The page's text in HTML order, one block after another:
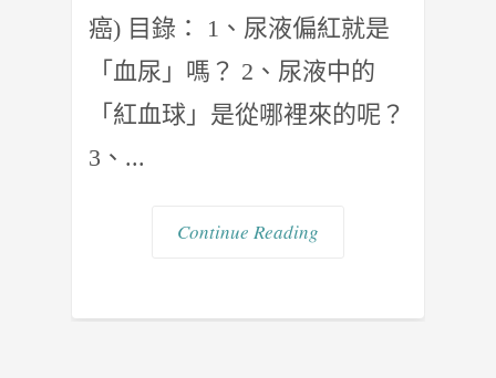
癌) 目錄： 1、尿液偏紅就是
「血尿」嗎？ 2、尿液中的
「紅血球」是從哪裡來的呢？
3、...
Continue Reading